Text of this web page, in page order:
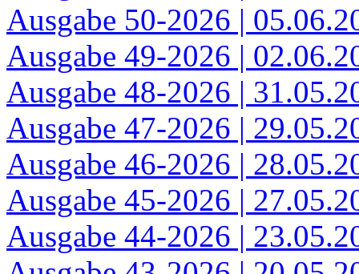
Ausgabe 50-2026 |
Ausgabe 49-2026 |
Ausgabe 48-2026 |
Ausgabe 47-2026 |
Ausgabe 46-2026 |
Ausgabe 45-2026 |
Ausgabe 44-2026 |